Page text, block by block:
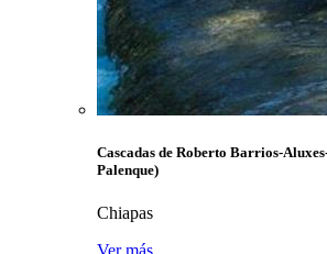
Cascadas de Roberto Barrios-
Palenque)
Chiapas
Ver más